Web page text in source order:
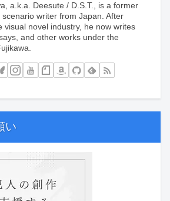
a.k.a. Deesute / D.S.T., is a former
writer from Japan. After
visual novel industry, he now writes
and other works under the
い